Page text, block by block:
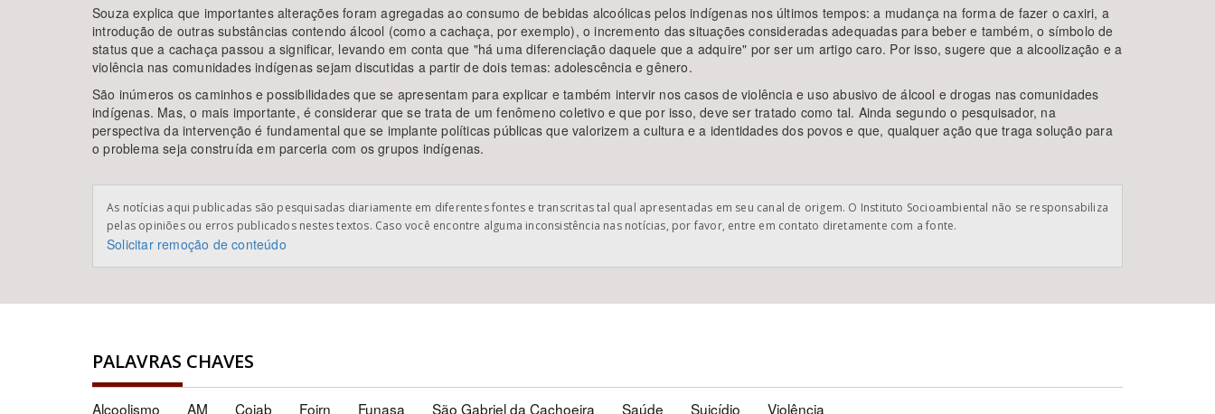
Souza explica que importantes alterações foram agregadas ao consumo de bebidas alcoólicas pelos indígenas nos últimos tempos: a mudança na forma de fazer o caxiri, a
introdução de outras substâncias contendo álcool (como a cachaça, por exemplo), o incremento das situações consideradas adequadas para beber e também, o símbolo de
status que a cachaça passou a significar, levando em conta que "há uma diferenciação daquele que a adquire" por ser um artigo caro. Por isso, sugere que a alcoolização e a
violência nas comunidades indígenas sejam discutidas a partir de dois temas: adolescência e gênero.
São inúmeros os caminhos e possibilidades que se apresentam para explicar e também intervir nos casos de violência e uso abusivo de álcool e drogas nas comunidades
indígenas. Mas, o mais importante, é considerar que se trata de um fenômeno coletivo e que por isso, deve ser tratado como tal. Ainda segundo o pesquisador, na
perspectiva da intervenção é fundamental que se implante políticas públicas que valorizem a cultura e a identidades dos povos e que, qualquer ação que traga solução para
o problema seja construída em parceria com os grupos indígenas.
As notícias aqui publicadas são pesquisadas diariamente em diferentes fontes e transcritas tal qual apresentadas em seu canal de origem. O Instituto Socioambiental não se responsabiliza
pelas opiniões ou erros publicados nestes textos. Caso você encontre alguma inconsistência nas notícias, por favor, entre em contato diretamente com a fonte.
Solicitar remoção de conteúdo
PALAVRAS CHAVES
Alcoolismo AM Coiab Foirn Funasa São Gabriel da Cachoeira Saúde Suicídio Violência